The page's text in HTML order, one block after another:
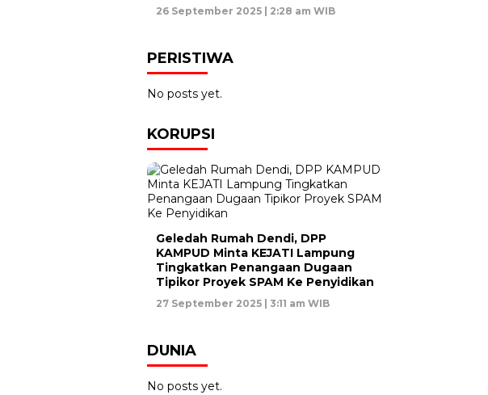
26 September 2025 | 2:28 am WIB
PERISTIWA
No posts yet.
KORUPSI
Geledah Rumah Dendi, DPP
KAMPUD Minta KEJATI Lampung
Tingkatkan Penangaan Dugaan
Tipikor Proyek SPAM Ke Penyidikan
27 September 2025 | 3:11 am WIB
DUNIA
No posts yet.